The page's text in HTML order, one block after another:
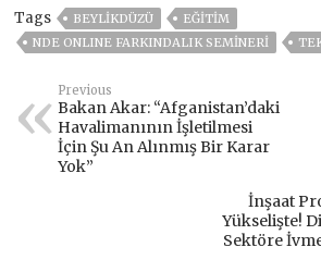
Tags BEYLİKDÜZÜ
EĞITIM
NDE ONLINE FARKINDALIK SEMİNERİ
Previous
Bakan Akar: “Afganistan’daki
Havalimanının İşletilmesi
İçin Şu An Alınmış Bir Karar
Yok”
İnşaat
Yükselişte!
Sektöre